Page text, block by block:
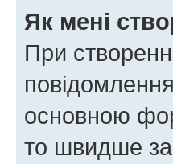
Як мені
При
основною
то швидше за